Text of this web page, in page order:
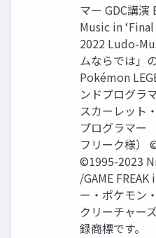
マー GDC講
Music in
2022 Ludo-
ムならでは」
Pokémon
ンドプログラ
スカーレット
プログラマー
フリーク様）
©1995-2023
/GAME
ー・ポケモン
クリーチャー
録商標です。